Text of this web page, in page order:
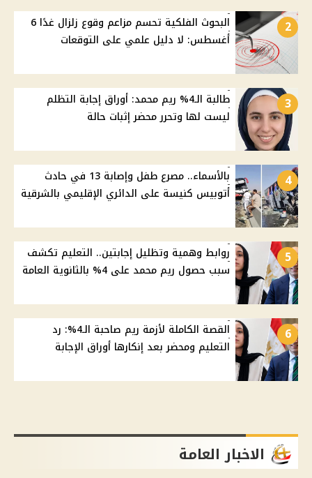
2
البحوث الفلكية تحسم مزاعم وقوع زلزال غدًا 6
أغسطس: لا دليل علمي على التوقعات
3
طالبة الـ4% ريم محمد: أوراق إجابة التظلم
ليست لها وتحرر محضر إثبات حالة
4
بالأسماء.. مصرع طفل وإصابة 13 في حادث
أتوبيس كنيسة على الدائري الإقليمي بالشرقية
5
روابط وهمية وتظليل إجابتين.. التعليم تكشف
سبب حصول ريم محمد على 4% بالثانوية العامة
6
القصة الكاملة لأزمة ريم صاحبة الـ4%: رد
التعليم ومحضر بعد إنكارها أوراق الإجابة
الاخبار العامة